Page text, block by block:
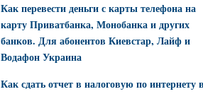
Как перевести деньги с карты телефона на
карту Приватбанка, Монобанка и других
банков. Для абонентов Киевстар, Лайф и
Водафон Украина
Как сдать отчет в налоговую по интернету в